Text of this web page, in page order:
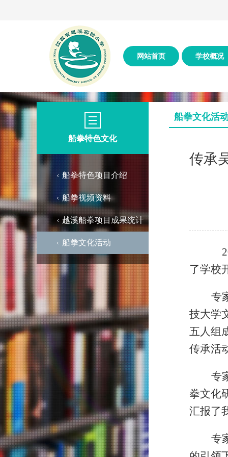
网站首页 学校概况
船拳特色文化
船拳特色项目介绍
船拳视频资料
越溪船拳项目成果统计
船拳文化活动
船拳文化活
传承
了学校
专
技大学
五人组
传承活
专
拳文化
汇报了
专